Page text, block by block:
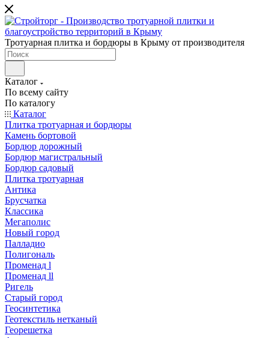
Тротуарная плитка и бордюры в Крыму от производителя
Каталог
По всему сайту
По каталогу
Каталог
Плитка тротуарная и бордюры
Камень бортовой
Бордюр дорожный
Бордюр магистральный
Бордюр садовый
Плитка тротуарная
Антика
Брусчатка
Классика
Мегаполис
Новый город
Палладио
Полигональ
Променад l
Променад ll
Ригель
Старый город
Геосинтетика
Геотекстиль нетканый
Георешетка